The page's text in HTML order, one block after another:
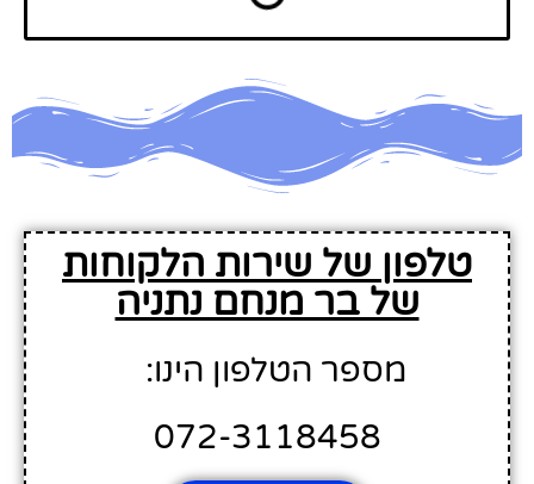
טלפון של שירות הלקוחות
של בר מנחם נתניה
מספר הטלפון הינו:
072-3118458